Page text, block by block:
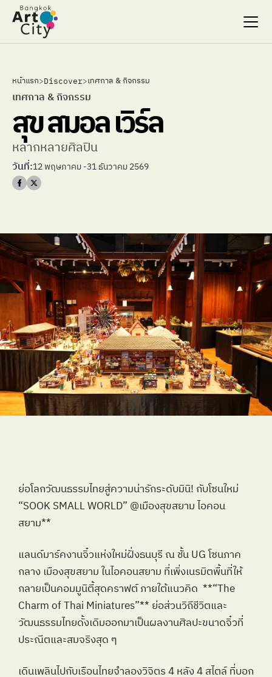
Search…
discover
exhibitions
stages & screenings
festivals & events
BAC Passport
inspiration
Search…
discover
exhibitions
stages & screenings
festivals & events
BAC Passport
inspiration
หน้าแรก>Discover>เทศกาล & กิจกรรม
เทศกาล & กิจกรรม
สุข สมอล เวิร์ล
หลากหลายศิลปิน
วันที่:12 พฤษภาคม -31 ธันวาคม 2569
ย่อโลกวัฒนธรรมไทยสู่ความน่ารักระดับมินิ! กับโซนใหม่
“SOOK SMALL WORLD” @เมืองสุขสยาม ไอคอน
สยาม**
แลนด์มาร์คงานจิ๋วแห่งใหม่ฝั่งธนบุรี ณ ชั้น UG โซนภาค
กลาง เมืองสุขสยาม ในไอคอนสยาม ที่เพิ่งเนรมิตพื้นที่ให้
กลายเป็นคอมมูนิตี้สุดคราฟต์ ภายใต้แนวคิด  **“The
Charm of Thai Miniatures”** ย่อส่วนวิถีชีวิตและ
วัฒนธรรมไทยดั้งเดิมออกมาเป็นผลงานศิลปะขนาดจิ๋วที่
ประณีตและสมจริงสุด ๆ
เดินเพลินไปกับเรือนไทยจำลองวิจิตร 4 หลัง 4 สไตล์ ที่บอก